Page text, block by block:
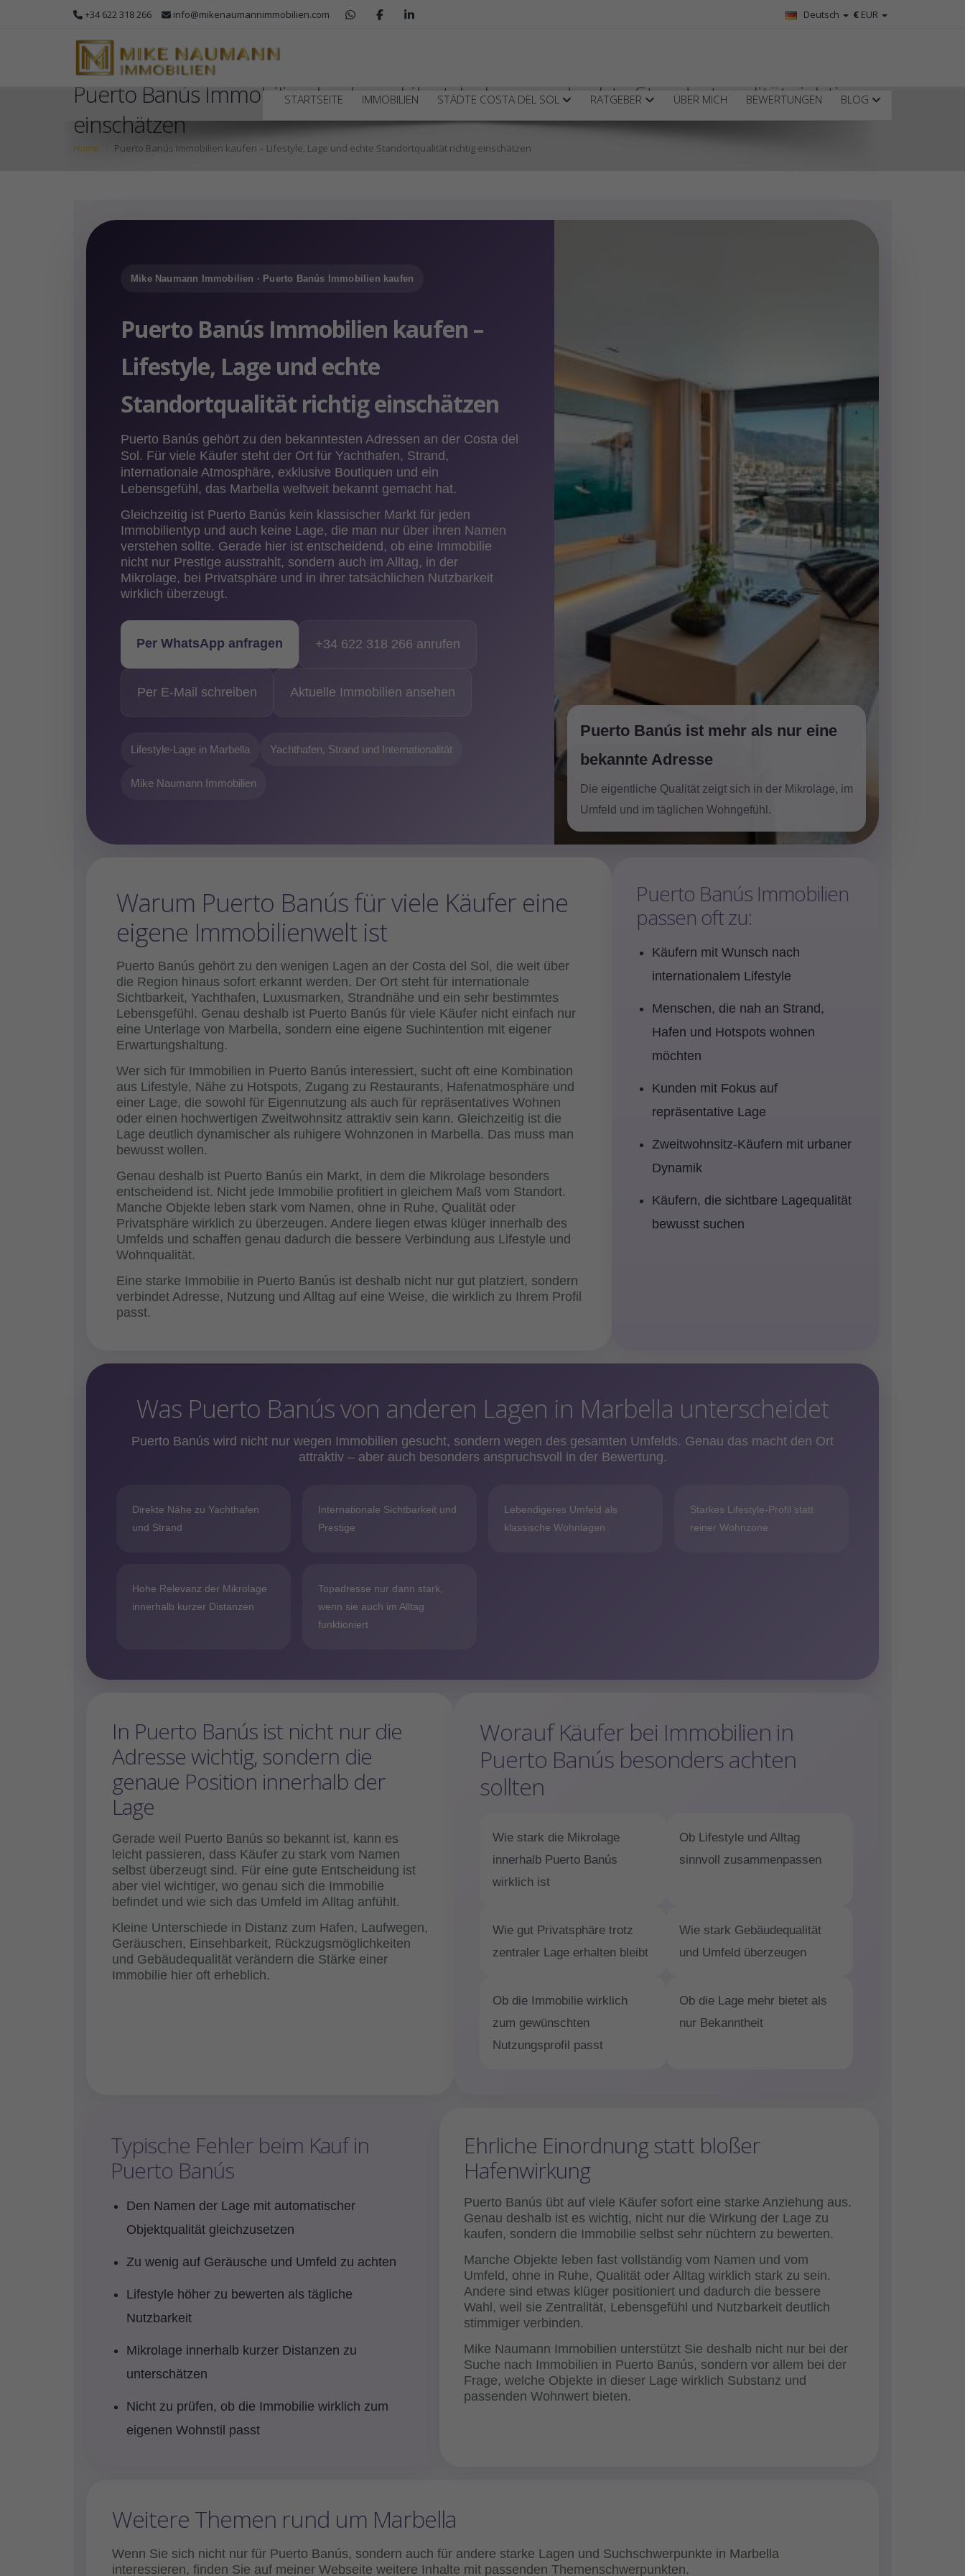
+34 622 318 266 info@mikenaumannimmobilien.com € EUR
Deutsch
STARTSEITE IMMOBILIEN STÄDTE COSTA DEL SOL RATGEBER ÜBER MICH BEWERTUNGEN BLOG
Puerto Banús Immobilien kaufen – Lifestyle, Lage und echte Standortqualität richtig
einschätzen
Home Puerto Banús Immobilien kaufen – Lifestyle, Lage und echte Standortqualität richtig einschätzen
Mike Naumann Immobilien · Puerto Banús Immobilien kaufen
Puerto Banús Immobilien kaufen –
Lifestyle, Lage und echte
Standortqualität richtig einschätzen
Puerto Banús gehört zu den bekanntesten Adressen an der Costa del
Sol. Für viele Käufer steht der Ort für Yachthafen, Strand,
internationale Atmosphäre, exklusive Boutiquen und ein
Lebensgefühl, das Marbella weltweit bekannt gemacht hat.
Gleichzeitig ist Puerto Banús kein klassischer Markt für jeden
Immobilientyp und auch keine Lage, die man nur über ihren Namen
verstehen sollte. Gerade hier ist entscheidend, ob eine Immobilie
nicht nur Prestige ausstrahlt, sondern auch im Alltag, in der
Mikrolage, bei Privatsphäre und in ihrer tatsächlichen Nutzbarkeit
wirklich überzeugt.
Per WhatsApp anfragen +34 622 318 266 anrufen
Per E-Mail schreiben Aktuelle Immobilien ansehen
Lifestyle-Lage in Marbella Yachthafen, Strand und Internationalität
Mike Naumann Immobilien
Puerto Banús ist mehr als nur eine
bekannte Adresse
Die eigentliche Qualität zeigt sich in der Mikrolage, im
Umfeld und im täglichen Wohngefühl.
Warum Puerto Banús für viele Käufer eine
eigene Immobilienwelt ist
Puerto Banús gehört zu den wenigen Lagen an der Costa del Sol, die weit über
die Region hinaus sofort erkannt werden. Der Ort steht für internationale
Sichtbarkeit, Yachthafen, Luxusmarken, Strandnähe und ein sehr bestimmtes
Lebensgefühl. Genau deshalb ist Puerto Banús für viele Käufer nicht einfach nur
eine Unterlage von Marbella, sondern eine eigene Suchintention mit eigener
Erwartungshaltung.
Wer sich für Immobilien in Puerto Banús interessiert, sucht oft eine Kombination
aus Lifestyle, Nähe zu Hotspots, Zugang zu Restaurants, Hafenatmosphäre und
einer Lage, die sowohl für Eigennutzung als auch für repräsentatives Wohnen
oder einen hochwertigen Zweitwohnsitz attraktiv sein kann. Gleichzeitig ist die
Lage deutlich dynamischer als ruhigere Wohnzonen in Marbella. Das muss man
bewusst wollen.
Genau deshalb ist Puerto Banús ein Markt, in dem die Mikrolage besonders
entscheidend ist. Nicht jede Immobilie profitiert in gleichem Maß vom Standort.
Manche Objekte leben stark vom Namen, ohne in Ruhe, Qualität oder
Privatsphäre wirklich zu überzeugen. Andere liegen etwas klüger innerhalb des
Umfelds und schaffen genau dadurch die bessere Verbindung aus Lifestyle und
Wohnqualität.
Eine starke Immobilie in Puerto Banús ist deshalb nicht nur gut platziert, sondern
verbindet Adresse, Nutzung und Alltag auf eine Weise, die wirklich zu Ihrem Profil
passt.
Puerto Banús Immobilien
passen oft zu:
Käufern mit Wunsch nach
internationalem Lifestyle
Menschen, die nah an Strand,
Hafen und Hotspots wohnen
möchten
Kunden mit Fokus auf
repräsentative Lage
Zweitwohnsitz-Käufern mit urbaner
Dynamik
Käufern, die sichtbare Lagequalität
bewusst suchen
Was Puerto Banús von anderen Lagen in Marbella unterscheidet
Puerto Banús wird nicht nur wegen Immobilien gesucht, sondern wegen des gesamten Umfelds. Genau das macht den Ort
attraktiv – aber auch besonders anspruchsvoll in der Bewertung.
Direkte Nähe zu Yachthafen
und Strand
Internationale Sichtbarkeit und
Prestige
Lebendigeres Umfeld als
klassische Wohnlagen
Starkes Lifestyle-Profil statt
reiner Wohnzone
Hohe Relevanz der Mikrolage
innerhalb kurzer Distanzen
Topadresse nur dann stark,
wenn sie auch im Alltag
funktioniert
In Puerto Banús ist nicht nur die
Adresse wichtig, sondern die
genaue Position innerhalb der
Lage
Gerade weil Puerto Banús so bekannt ist, kann es
leicht passieren, dass Käufer zu stark vom Namen
selbst überzeugt sind. Für eine gute Entscheidung ist
aber viel wichtiger, wo genau sich die Immobilie
befindet und wie sich das Umfeld im Alltag anfühlt.
Kleine Unterschiede in Distanz zum Hafen, Laufwegen,
Geräuschen, Einsehbarkeit, Rückzugsmöglichkeiten
und Gebäudequalität verändern die Stärke einer
Immobilie hier oft erheblich.
Worauf Käufer bei Immobilien in
Puerto Banús besonders achten
sollten
Wie stark die Mikrolage
innerhalb Puerto Banús
wirklich ist
Ob Lifestyle und Alltag
sinnvoll zusammenpassen
Wie gut Privatsphäre trotz
zentraler Lage erhalten bleibt
Wie stark Gebäudequalität
und Umfeld überzeugen
Ob die Immobilie wirklich
zum gewünschten
Nutzungsprofil passt
Ob die Lage mehr bietet als
nur Bekanntheit
Typische Fehler beim Kauf in
Puerto Banús
Den Namen der Lage mit automatischer
Objektqualität gleichzusetzen
Zu wenig auf Geräusche und Umfeld zu achten
Lifestyle höher zu bewerten als tägliche
Nutzbarkeit
Mikrolage innerhalb kurzer Distanzen zu
unterschätzen
Nicht zu prüfen, ob die Immobilie wirklich zum
eigenen Wohnstil passt
Ehrliche Einordnung statt bloßer
Hafenwirkung
Puerto Banús übt auf viele Käufer sofort eine starke Anziehung aus.
Genau deshalb ist es wichtig, nicht nur die Wirkung der Lage zu
kaufen, sondern die Immobilie selbst sehr nüchtern zu bewerten.
Manche Objekte leben fast vollständig vom Namen und vom
Umfeld, ohne in Ruhe, Qualität oder Alltag wirklich stark zu sein.
Andere sind etwas klüger positioniert und dadurch die bessere
Wahl, weil sie Zentralität, Lebensgefühl und Nutzbarkeit deutlich
stimmiger verbinden.
Mike Naumann Immobilien unterstützt Sie deshalb nicht nur bei der
Suche nach Immobilien in Puerto Banús, sondern vor allem bei der
Frage, welche Objekte in dieser Lage wirklich Substanz und
passenden Wohnwert bieten.
Weitere Themen rund um Marbella
Wenn Sie sich nicht nur für Puerto Banús, sondern auch für andere starke Lagen und Suchschwerpunkte in Marbella
interessieren, finden Sie auf meiner Webseite weitere Inhalte mit passenden Themenschwerpunkten.